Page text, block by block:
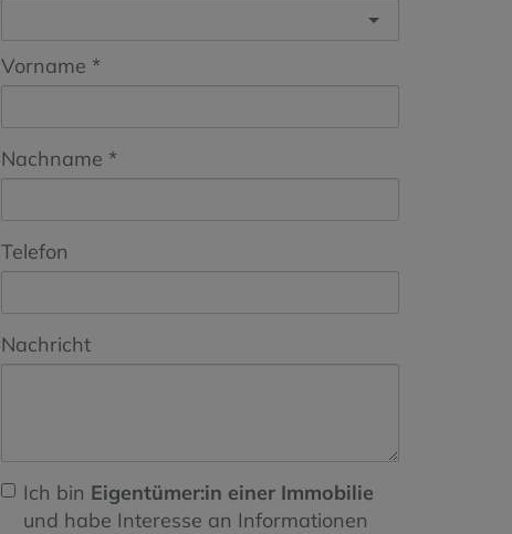
Vorname
Nachname
Telefon
Nachricht
Ich bin Eigentümer:in einer Immobilie
und habe Interesse an Informationen